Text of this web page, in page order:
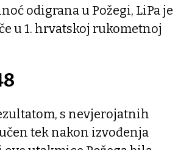
odigrana u Požegi, LiPa je
u 1. hrvatskoj rukometnoj
s nevjerojatnih
tek nakon izvođenja